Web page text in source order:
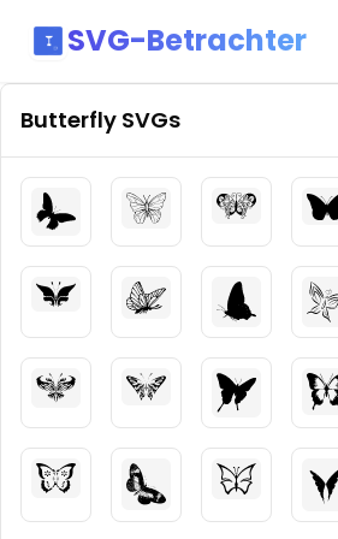
SVG-Betrachter
Butterfly SVGs